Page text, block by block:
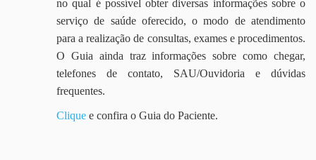
no qual é possível obter diversas informações sobre o
serviço de saúde oferecido, o modo de atendimento
para a realização de consultas, exames e procedimentos.
O Guia ainda traz informações sobre como chegar,
telefones de contato, SAU/Ouvidoria e dúvidas
frequentes.
Clique e confira o Guia do Paciente.